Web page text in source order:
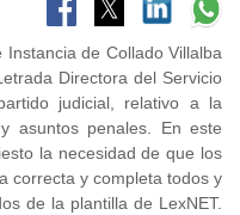
de Collado Villalba
Directora del Servicio
judicial, relativo a la
asuntos penales. En este
la necesidad de que los
correcta y completa todos y
de la plantilla de LexNET.